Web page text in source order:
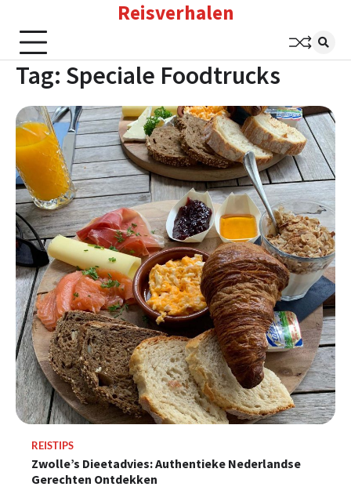
content
Reisverhalen
Tag: Speciale Foodtrucks
REISTIPS
Zwolle’s Dieetadvies: Authentieke Nederlandse
Gerechten Ontdekken